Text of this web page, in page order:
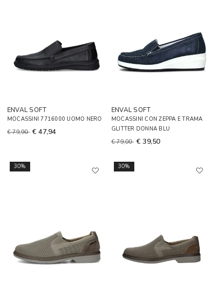
ENVAL SOFT
MOCASSINI 7716000 UOMO NERO
€ 79,90 € 47,94
ENVAL SOFT
MOCASSINI CON ZEPPA E TRAMA
GLITTER DONNA BLU
€ 79,00 € 39,50
30% 30%